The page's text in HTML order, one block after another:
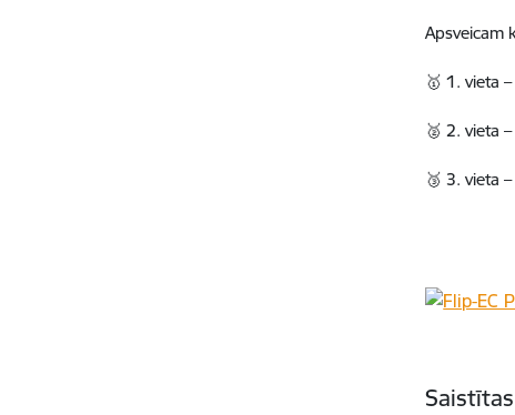
Apsveicam
🥇 1. vieta
🥈 2. vieta
🥉 3. vieta